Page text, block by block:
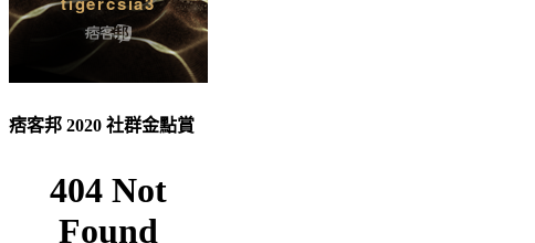
痞客邦 2020 社群金點賞